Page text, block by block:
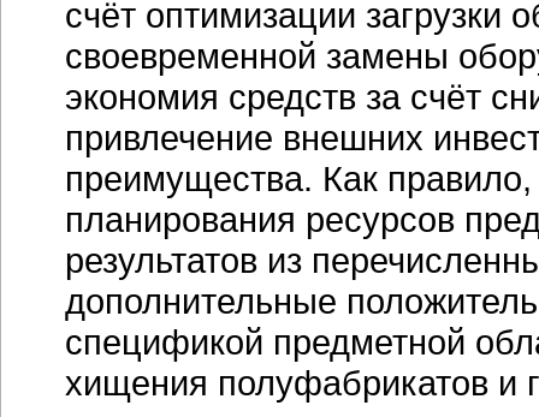
счёт оптимизации загрузки
своевременной замены
экономия средств за счёт
привлечение внешних
преимущества. Как
планирования ресурсов
результатов из
дополнительные
спецификой предметной
хищения полуфабрикатов и